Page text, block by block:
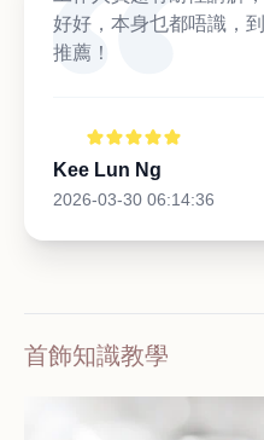
好好，本身乜都唔識，
推薦！
Kee Lun Ng
2026-03-30 06:14:36
首飾知識教學